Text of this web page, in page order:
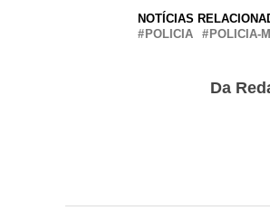
NOTÍCIAS
POLICIA
POLICIA-
Da